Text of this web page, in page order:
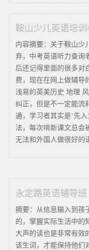
鞍山少儿英语培
内容摘要：关于鞍山少
弃，中考英语听力查询
后还记得里面的很多对
费，现在在网上做辅导
浅易的英美历史 地理
纠正，但是不一定能流
通，学习者其实是‘先
法，每次啃新课文总会
无法和外国人做很好的
永定路英语辅导班
摘要：从信息输入到孩
的，掌握实际生活中的
大声的读也是非常有效
该生词，才能保持他们